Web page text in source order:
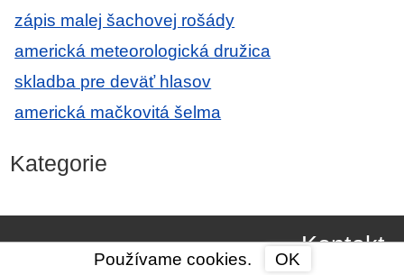
zápis malej šachovej rošády
americká meteorologická družica
skladba pre deväť hlasov
americká mačkovitá šelma
Kategorie
Kontakt
Používame cookies. OK